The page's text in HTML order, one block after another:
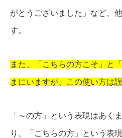
がとうございました」など、
す。
また、「こちらの方こそ」と
まにいますが、この使い方は誤
「～の方」という表現はあく
り、「こちらの方」という表